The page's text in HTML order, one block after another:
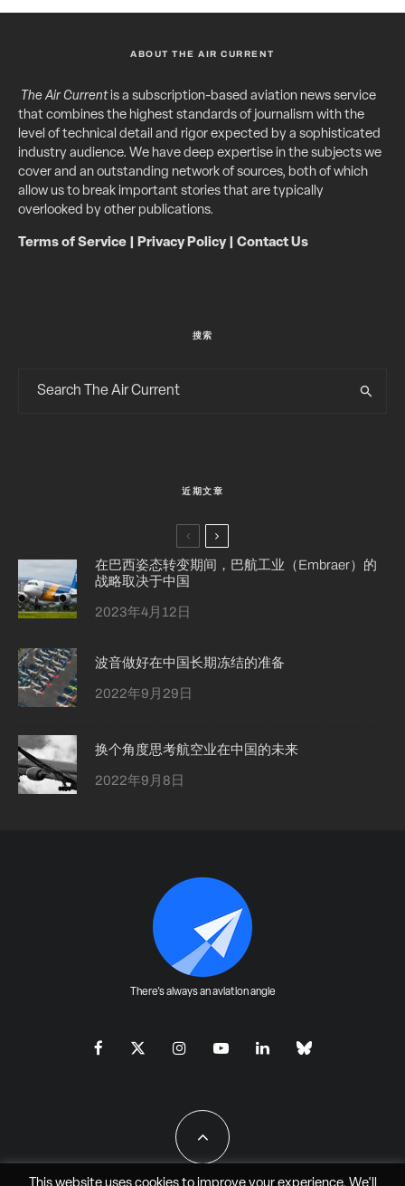
ABOUT THE AIR CURRENT
The Air Currentis a subscription-based aviation news service
that combines the highest standards of journalism with the
level of technical detail and rigor expected by a sophisticated
industry audience. We have deep expertise in the subjects we
cover and an outstanding network of sources, both of which
allow us to break important stories that are typically
overlooked by other publications.
Terms of Service Privacy Policy| Contact Us
搜索
近期文章
在巴西姿态转变期间，巴航工业（Embraer）的
战略取决于中国
2023年4月12日
波音做好在中国长期冻结的准备
2022年9月29日
换个角度思考航空业在中国的未来
2022年9月8日
There's always an aviation angle